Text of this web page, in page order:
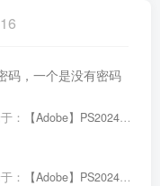
16
码，一个是没有密码
： 【Adobe】PS2024 Beta v27.4 中文版，大更新，AI时代来临！
： 【Adobe】PS2024 Beta v27.4 中文版，大更新，AI时代来临！